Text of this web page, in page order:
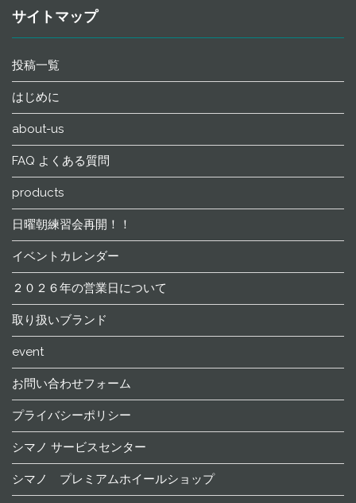
サイトマップ
投稿一覧
はじめに
about-us
FAQ よくある質問
products
日曜朝練習会再開！！
イベントカレンダー
２０２６年の営業日について
取り扱いブランド
event
お問い合わせフォーム
プライバシーポリシー
シマノ サービスセンター
シマノ プレミアムホイールショップ